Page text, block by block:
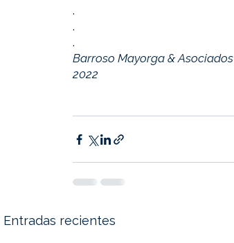
.
.
.
Barroso Mayorga & Asociados
2022
Entradas recientes